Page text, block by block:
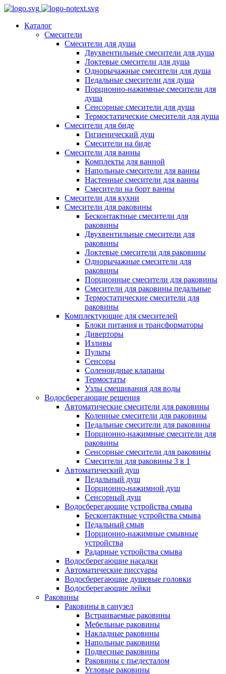
Каталог
Смесители
Смесители для душа
Двухвентильные смесители для душа
Локтевые смесители для душа
Однорычажные смесители для душа
Педальные смесители для душа
Порционно-нажимные смесители для
душа
Сенсорные смесители для душа
Термостатические смесители для душа
Смесители для биде
Гигиенический душ
Смесители на биде
Смесители для ванны
Комплекты для ванной
Напольные смесители для ванны
Настенные смесители для ванны
Смесители на борт ванны
Смесители для кухни
Смесители для раковины
Бесконтактные смесители для
раковины
Двухвентильные смесители для
раковины
Локтевые смесители для раковины
Однорычажные смесители для
раковины
Порционные смесители для раковины
Смесители для раковины педальные
Термостатические смесители для
раковины
Комплектующие для смесителей
Блоки питания и трансформаторы
Диверторы
Изливы
Пульты
Сенсоры
Соленоидные клапаны
Термостаты
Узлы смешивания для воды
Водосберегающие решения
Автоматические смесители для раковины
Коленные смесители для раковины
Педальные смесители для раковины
Порционно-нажимные смесители для
раковины
Сенсорные смесители для раковины
Смесители для раковины 3 в 1
Автоматический душ
Педальный душ
Порционно-нажимной душ
Сенсорный душ
Водосберегающие устройства смыва
Бесконтактные устройства смыва
Педальный смыв
Порционно-нажимные смывные
устройства
Радарные устройства смыва
Водосберегающие насадки
Автоматические писсуары
Водосберегающие душевые головки
Водосберегающие лейки
Раковины
Раковины в санузел
Встраиваемые раковины
Мебельные раковины
Накладные раковины
Напольные раковины
Подвесные раковины
Раковины с пьедесталом
Угловые раковины